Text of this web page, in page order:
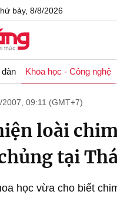
bảy, 8/8/2026
đàn Khoa học - Công nghệ
09:11 (GMT+7)
loài
tại
học vừa cho biết